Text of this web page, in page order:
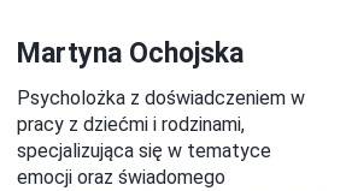
Martyna Ochojska
Psycholożka z doświadczeniem w
pracy z dziećmi i rodzinami,
specjalizująca się w tematyce
emocji oraz świadomego